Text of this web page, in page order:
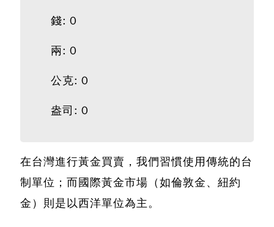
錢: 0
兩: 0
公克: 0
盎司: 0
在台灣進行黃金買賣，我們習慣使用傳統的台
制單位；而國際黃金市場（如倫敦金、紐約
金）則是以西洋單位為主。